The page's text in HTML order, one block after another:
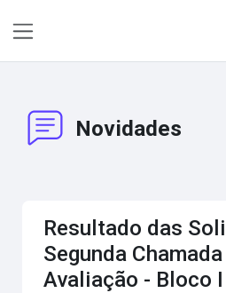
Novidades
Resultado das
Segunda
Avaliação - Bloco I